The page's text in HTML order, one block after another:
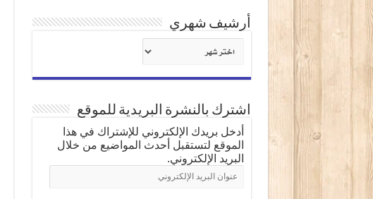
أرشيف شهري
شهري
اشترك بالنشرة البريدية للموقع
أدخل بريدك الإلكتروني للإشتراك في هذا
الموقع لتستقبل أحدث المواضيع من خلال
البريد الإلكتروني.
عنوان
البريد